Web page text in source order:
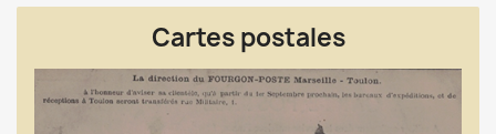
Cartes postales